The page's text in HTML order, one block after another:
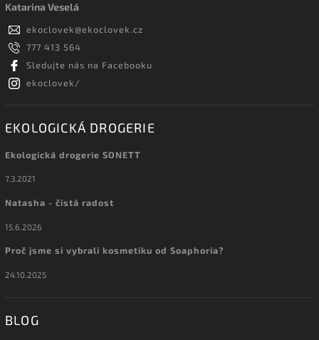
Katarina Veselá
ekoclovek@ekoclovek.cz
777 413 564
Sledujte nás na Facebooku
ekoclovek/
EKOLOGICKÁ DROGERIE
Ekologická drogerie SONETT
7.3.2021
Natasha - čistá radost
15.6.2026
Proč jsme si vybrali kosmetiku od Soaphoria?
24.10.2025
BLOG